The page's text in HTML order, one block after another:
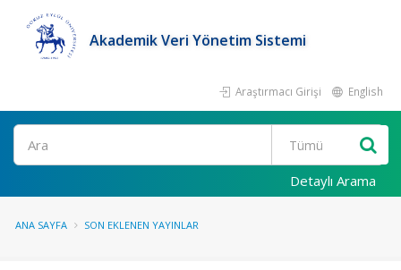
Akademik Veri Yönetim Sistemi
Araştırmacı Girişi English
Ara
Detaylı Arama
ANA SAYFA SON EKLENEN YAYINLAR